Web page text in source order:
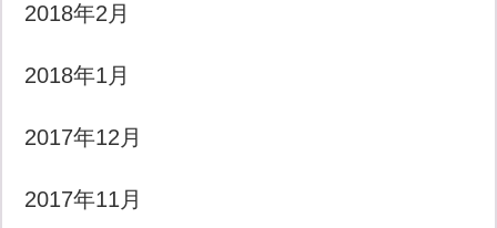
2018年2月
2018年1月
2017年12月
2017年11月